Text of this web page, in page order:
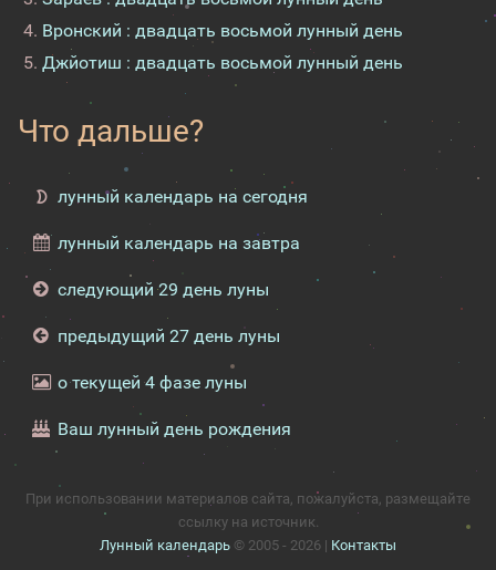
Вронский : двадцать восьмой лунный день
Джйотиш : двадцать восьмой лунный день
Что дальше?
лунный календарь на сегодня
лунный календарь на завтра
следующий 29 день луны
предыдущий 27 день луны
о текущей 4 фазе луны
Ваш лунный день рождения
При использовании материалов сайта, пожалуйста, размещайте
ссылку на источник.
Лунный календарь © 2005 - 2026 | Контакты